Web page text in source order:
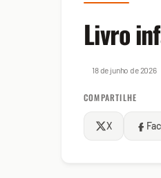
Livro
18 de junho de 2026
COMPARTILHE
X